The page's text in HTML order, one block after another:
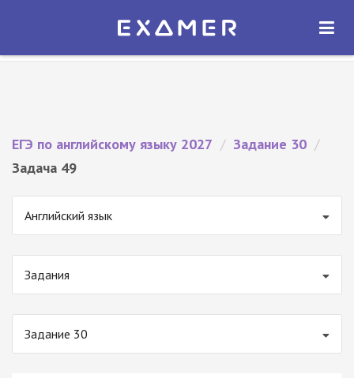
Экзамер — ЕГЭ 2027
ОТКРЫТЬ
ЕГЭ по английскому языку 2027 / Задание 30 /
Задача 49
Английский язык
Задания
Задание 30